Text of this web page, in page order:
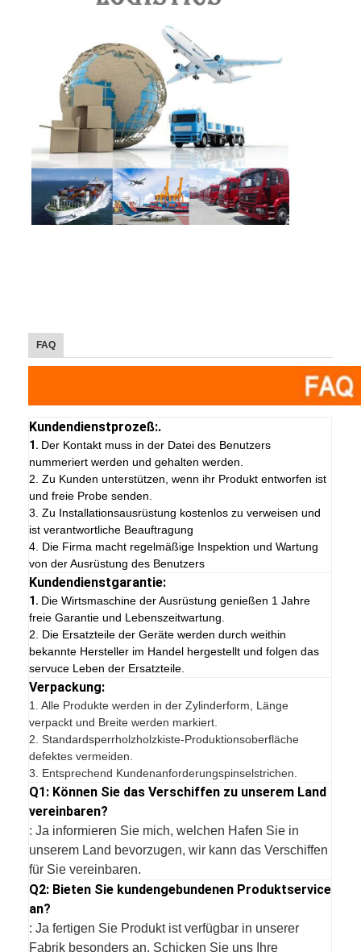
FAQ
Kundendienstprozeß:.
1. Der Kontakt muss in der Datei des Benutzers
nummeriert werden und gehalten werden.
2. Zu Kunden unterstützen, wenn ihr Produkt entworfen ist
und freie Probe senden.
3. Zu Installationsausrüstung kostenlos zu verweisen und
ist verantwortliche Beauftragung
4. Die Firma macht regelmäßige Inspektion und Wartung
von der Ausrüstung des Benutzers
Kundendienstgarantie:
1. Die Wirtsmaschine der Ausrüstung genießen 1 Jahre
freie Garantie und Lebenszeitwartung.
2. Die Ersatzteile der Geräte werden durch weithin
bekannte Hersteller im Handel hergestellt und folgen das
servuce Leben der Ersatzteile.
Verpackung:
1.Alle Produkte werden in der Zylinderform, Länge
verpackt und Breite werden markiert.
2. Standardsperrholzholzkiste-Produktionsoberfläche
defektes vermeiden.
3. Entsprechend Kundenanforderungspinselstrichen.
Q1: Können Sie das Verschiffen zu unserem Land
vereinbaren?
: Ja informieren Sie mich, welchen Hafen Sie in
unserem Land bevorzugen, wir kann das Verschiffen
für Sie vereinbaren.
Q2: Bieten Sie kundengebundenen Produktservice
an?
: Ja fertigen Sie Produkt ist verfügbar in unserer
Fabrik besonders an. Schicken Sie uns Ihre